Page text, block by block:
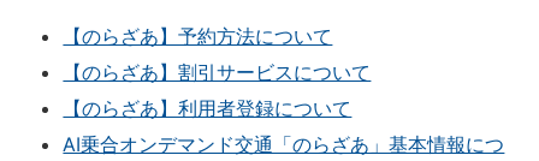
【のらざあ】予約方法について
【のらざあ】割引サービスについて
【のらざあ】利用者登録について
AI乗合オンデマンド交通「のらざあ」基本情報につ